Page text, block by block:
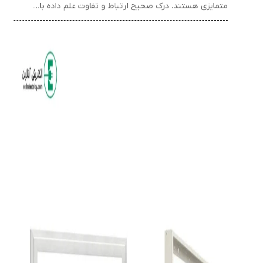
متمایزی هستند. درک صحیح ارتباط و تفاوت علم داده با…